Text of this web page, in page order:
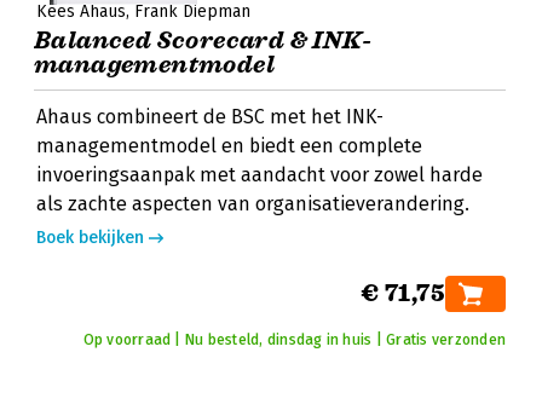
Kees Ahaus Frank Diepman
Balanced Scorecard & INK-
managementmodel
Ahaus combineert de BSC met het INK-
managementmodel en biedt een complete
invoeringsaanpak met aandacht voor zowel harde
als zachte aspecten van organisatieverandering.
Boek bekijken
€ 71,75
Op voorraad | Nu besteld, dinsdag in huis | Gratis verzonden